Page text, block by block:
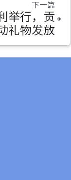
下一篇
举行，贡
礼物发放